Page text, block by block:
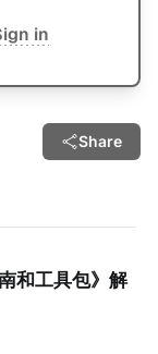
in
Share
和工具包》解